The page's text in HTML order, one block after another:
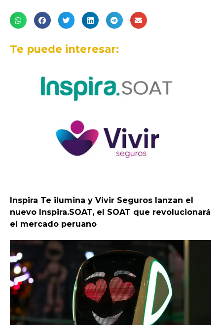
Te puede interesar:
Inspira Te ilumina y Vivir Seguros lanzan el
nuevo Inspira.SOAT, el SOAT que revolucionará
el mercado peruano